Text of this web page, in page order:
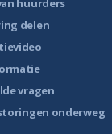
huurders
delen
vragen
onderweg